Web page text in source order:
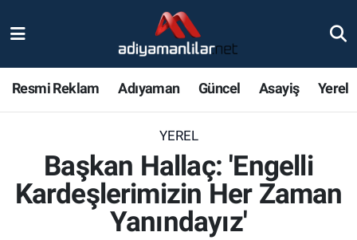
Resmi Reklam Adıyaman Güncel Asayiş Yerel
YEREL
Başkan Hallaç: 'Engelli
Kardeşlerimizin Her Zaman
Yanındayız'
Magazin
Bölge Haberleri
Nöbetçi Eczaneler
Adiyaman Namaz Vakitleri
Trafik Durumu
Süper Lig Puan Durumu ve Fikstür